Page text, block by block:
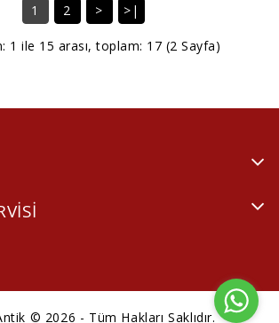
1 2 > >|
1 ile 15 arası, toplam: 17 (2 Sayfa)
© 2026 - Tüm Hakları Saklıdır.